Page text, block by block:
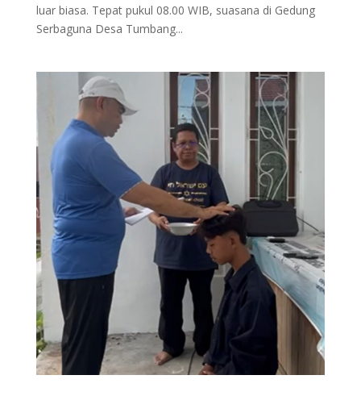
luar biasa. Tepat pukul 08.00 WIB, suasana di Gedung
Serbaguna Desa Tumbang...